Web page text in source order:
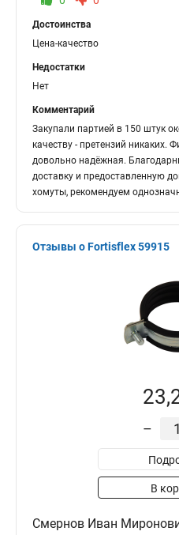
Достоинства
Цена-качество
Недостатки
Нет
Комментарий
Закупали партией в 150 штук
качеству - претензий никаких.
довольно надёжная.
доставку и предоставленную
хомуты, рекомендуем
Отзывы о Fortisflex 59915
–
В
Смернов Иван